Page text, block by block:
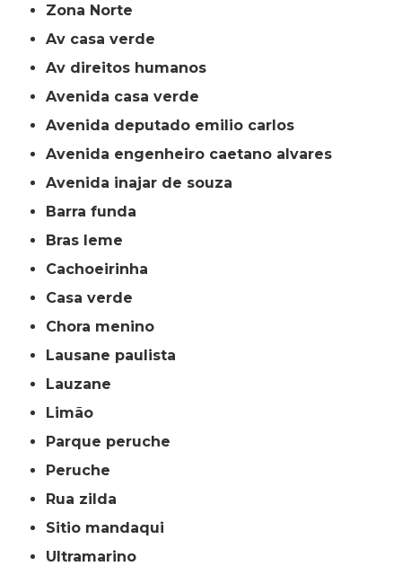
Zona Norte
av casa verde
av direitos humanos
avenida casa verde
avenida deputado emilio carlos
avenida engenheiro caetano alvares
avenida inajar de souza
barra funda
bras leme
cachoeirinha
casa verde
chora menino
lausane paulista
lauzane
limão
parque peruche
peruche
rua zilda
sitio mandaqui
ultramarino